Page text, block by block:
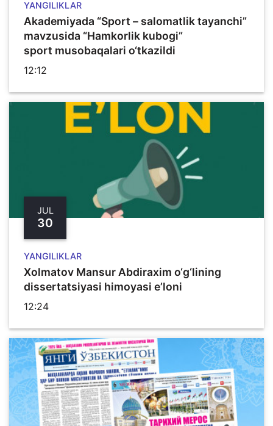
YANGILIKLAR
Akademiyada “Sport – salomatlik tayanchi”
mavzusida “Hamkorlik kubogi”
sport musobaqalari o‘tkazildi
12:12
JUL
30
YANGILIKLAR
Xolmatov Mansur Abdiraxim o‘g‘lining
dissertatsiyasi himoyasi e’loni
12:24